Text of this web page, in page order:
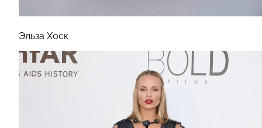
Эльза Хоск